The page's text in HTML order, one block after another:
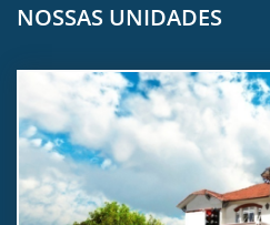
NOSSAS UNIDADES